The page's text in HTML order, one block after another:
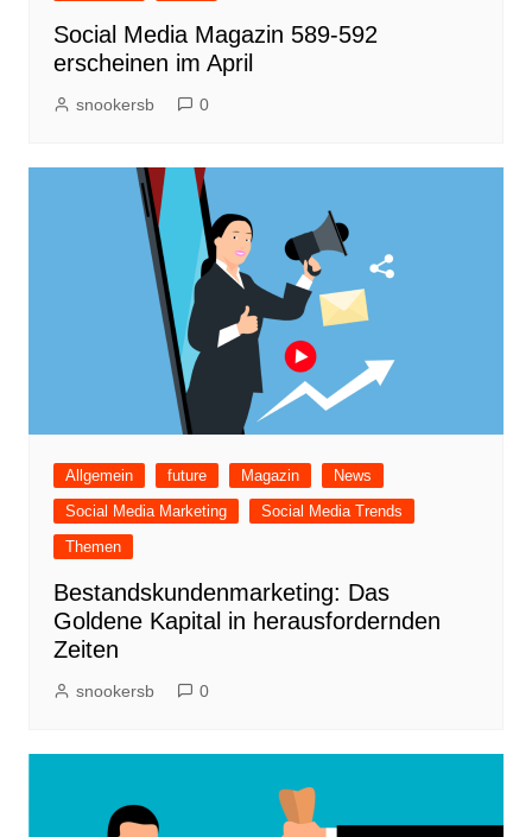
Social Media Magazin 589-592
erscheinen im April
snookersb 0
Allgemein future Magazin
News
Social Media Marketing
Social Media Trends
Themen
Bestandskundenmarketing: Das
Goldene Kapital in herausfordernden
Zeiten
snookersb 0